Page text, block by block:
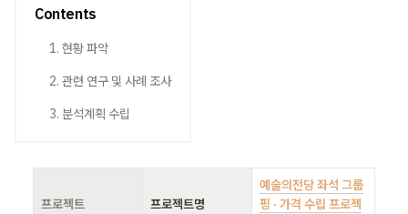
Contents
1. 현황 파악
2. 관련 연구 및 사례 조사
3. 분석계획 수립
프로젝트 프로젝트명
예술의전당 좌석 그룹
핑 · 가격 수립 프로젝